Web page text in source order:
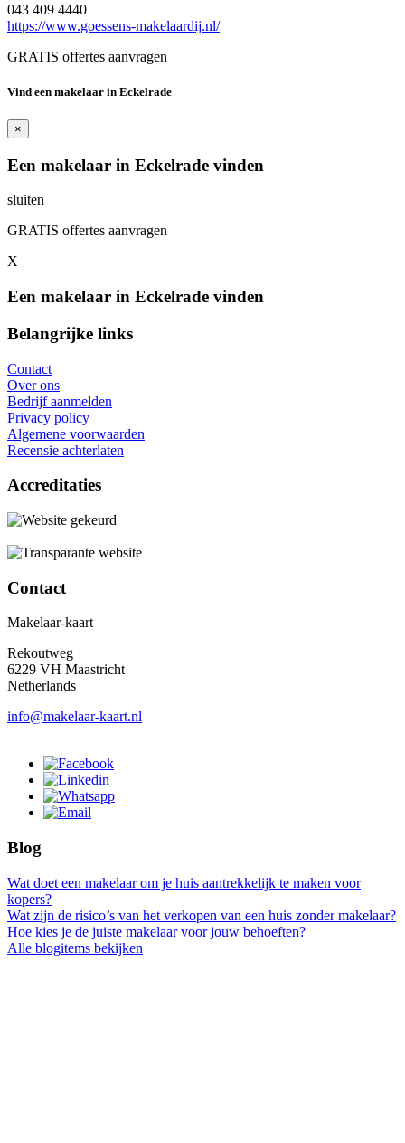
043 409 4440
https://www.goessens-makelaardij.nl/
GRATIS offertes aanvragen
Vind een makelaar in Eckelrade
×
Een makelaar in Eckelrade vinden
sluiten
GRATIS offertes aanvragen
X
Een makelaar in Eckelrade vinden
Belangrijke links
Contact
Over ons
Bedrijf aanmelden
Privacy policy
Algemene voorwaarden
Recensie achterlaten
Accreditaties
Contact
Makelaar-kaart
Rekoutweg
6229 VH Maastricht
Netherlands
info@makelaar-kaart.nl
Blog
Wat doet een makelaar om je huis aantrekkelijk te maken voor
kopers?
Wat zijn de risico’s van het verkopen van een huis zonder makelaar?
Hoe kies je de juiste makelaar voor jouw behoeften?
Alle blogitems bekijken